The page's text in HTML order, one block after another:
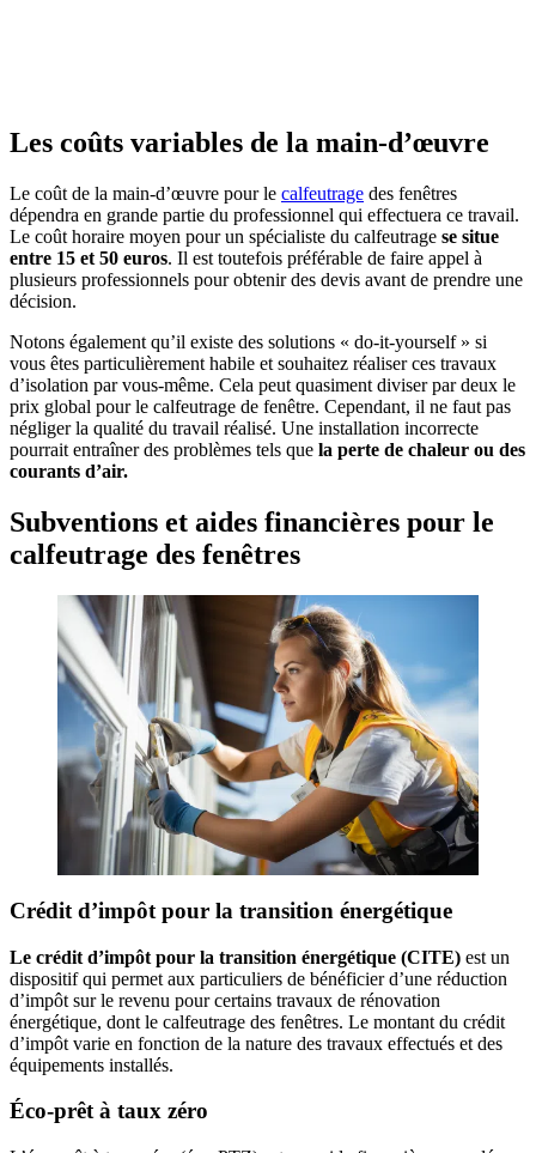
Les coûts variables de la main-d’œuvre
Le coût de la main-d’œuvre pour le calfeutrage des fenêtres
dépendra en grande partie du professionnel qui effectuera ce travail.
Le coût horaire moyen pour un spécialiste du calfeutrage se situe
entre 15 et 50 euros. Il est toutefois préférable de faire appel à
plusieurs professionnels pour obtenir des devis avant de prendre une
décision.
Notons également qu’il existe des solutions « do-it-yourself » si
vous êtes particulièrement habile et souhaitez réaliser ces travaux
d’isolation par vous-même. Cela peut quasiment diviser par deux le
prix global pour le calfeutrage de fenêtre. Cependant, il ne faut pas
négliger la qualité du travail réalisé. Une installation incorrecte
pourrait entraîner des problèmes tels que la perte de chaleur ou des
courants d’air.
Subventions et aides financières pour le
calfeutrage des fenêtres
Crédit d’impôt pour la transition énergétique
Le crédit d’impôt pour la transition énergétique (CITE) est un
dispositif qui permet aux particuliers de bénéficier d’une réduction
d’impôt sur le revenu pour certains travaux de rénovation
énergétique, dont le calfeutrage des fenêtres. Le montant du crédit
d’impôt varie en fonction de la nature des travaux effectués et des
équipements installés.
Éco-prêt à taux zéro